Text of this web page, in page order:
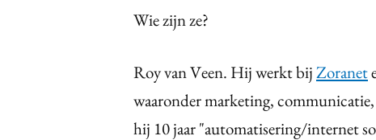
Wie zijn ze?
Roy van Veen. Hij werkt bijZoranet
waaronder marketing,
hij 10 jaar "automatisering/internet